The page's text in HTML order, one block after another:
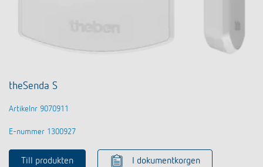
theSenda S
Artikelnr 9070911
E-nummer 1300927
Till produkten I dokumentkorgen